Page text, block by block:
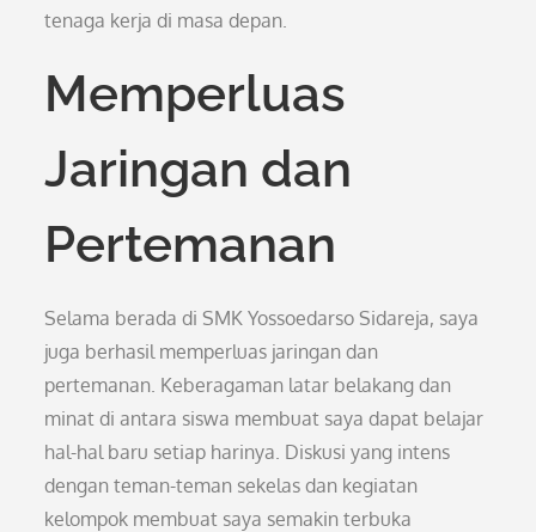
tenaga kerja di masa depan.
Memperluas
Jaringan dan
Pertemanan
Selama berada di SMK Yossoedarso Sidareja, saya
juga berhasil memperluas jaringan dan
pertemanan. Keberagaman latar belakang dan
minat di antara siswa membuat saya dapat belajar
hal-hal baru setiap harinya. Diskusi yang intens
dengan teman-teman sekelas dan kegiatan
kelompok membuat saya semakin terbuka